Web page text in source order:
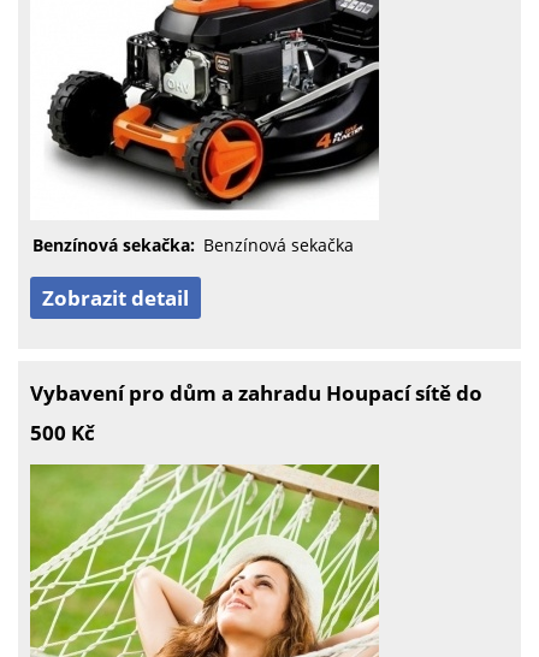
Benzínová sekačka: Benzínová sekačka
Zobrazit detail
Vybavení pro dům a zahradu Houpací sítě do
500 Kč